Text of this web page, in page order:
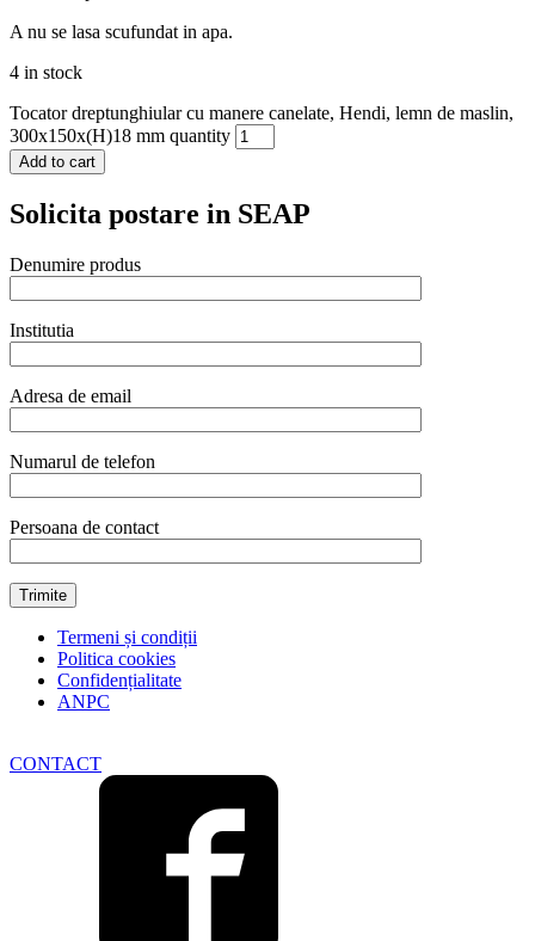
A nu se lasa scufundat in apa.
4 in stock
Tocator dreptunghiular cu manere canelate, Hendi, lemn de maslin,
300x150x(H)18 mm quantity
Add to cart
Solicita postare in SEAP
Denumire produs
Institutia
Adresa de email
Numarul de telefon
Persoana de contact
Termeni și condiții
Politica cookies
Confidențialitate
ANPC
CONTACT